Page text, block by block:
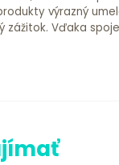
výrazný
Vďaka